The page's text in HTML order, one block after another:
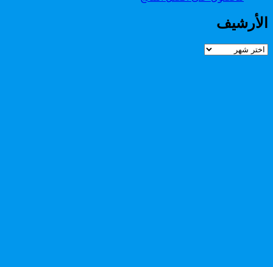
الأرشيف
الأرشيف